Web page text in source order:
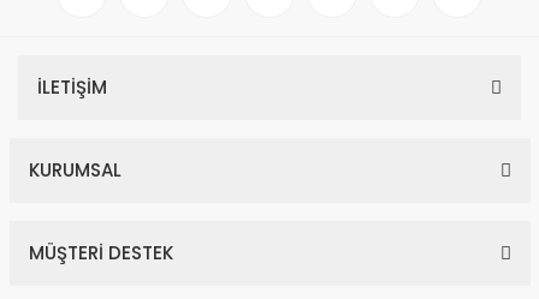
İLETİŞİM
KURUMSAL
MÜŞTERİ DESTEK